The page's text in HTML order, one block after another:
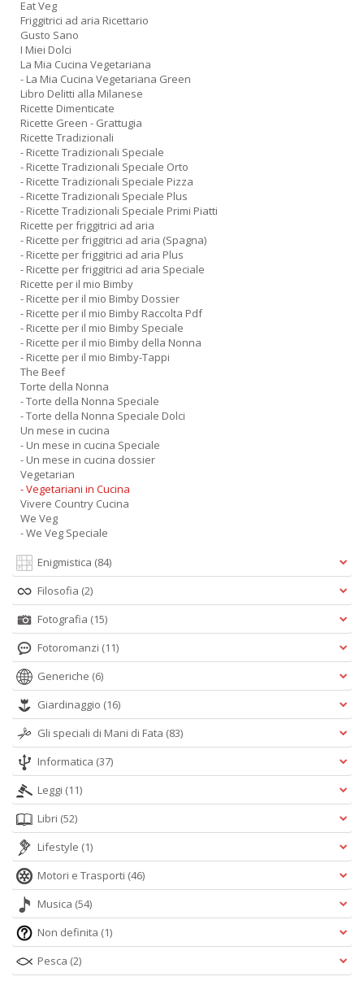
Eat Veg
Friggitrici ad aria Ricettario
Gusto Sano
I Miei Dolci
La Mia Cucina Vegetariana
- La Mia Cucina Vegetariana Green
Libro Delitti alla Milanese
Ricette Dimenticate
Ricette Green - Grattugia
Ricette Tradizionali
- Ricette Tradizionali Speciale
- Ricette Tradizionali Speciale Orto
- Ricette Tradizionali Speciale Pizza
- Ricette Tradizionali Speciale Plus
- Ricette Tradizionali Speciale Primi Piatti
Ricette per friggitrici ad aria
- Ricette per friggitrici ad aria (Spagna)
- Ricette per friggitrici ad aria Plus
- Ricette per friggitrici ad aria Speciale
Ricette per il mio Bimby
- Ricette per il mio Bimby Dossier
- Ricette per il mio Bimby Raccolta Pdf
- Ricette per il mio Bimby Speciale
- Ricette per il mio Bimby della Nonna
- Ricette per il mio Bimby-Tappi
The Beef
Torte della Nonna
- Torte della Nonna Speciale
- Torte della Nonna Speciale Dolci
Un mese in cucina
- Un mese in cucina Speciale
- Un mese in cucina dossier
Vegetarian
- Vegetariani in Cucina
Vivere Country Cucina
We Veg
- We Veg Speciale
Enigmistica (84)
Filosofia (2)
Fotografia (15)
Fotoromanzi (11)
Generiche (6)
Giardinaggio (16)
Gli speciali di Mani di Fata (83)
Informatica (37)
Leggi (11)
Libri (52)
Lifestyle (1)
Motori e Trasporti (46)
Musica (54)
Non definita (1)
Pesca (2)